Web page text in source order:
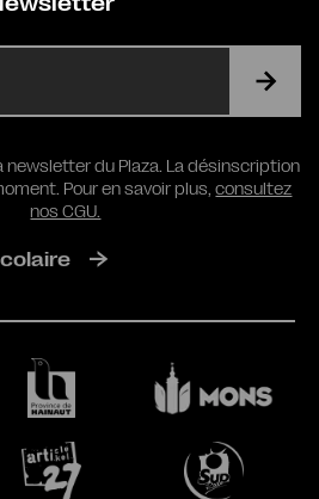
RGPD
newsletter du Plaza. La désinscription
Pour en savoir plus,consultez
nos CGU.